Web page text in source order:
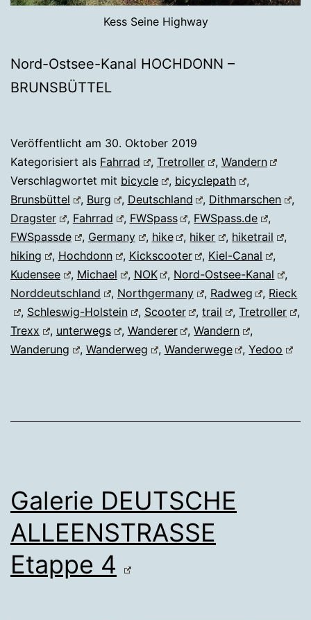
Kess Seine Highway
Nord-Ostsee-Kanal HOCHDONN –
BRUNSBÜTTEL
Veröffentlicht am 30. Oktober 2019
Kategorisiert als Fahrrad , Tretroller , Wandern
Verschlagwortet mit bicycle , bicyclepath
,
Brunsbüttel
, Burg , Deutschland , Dithmarschen
,
Dragster
, Fahrrad , FWSpass , FWSpass.de
,
FWSpassde
, Germany , hike , hiker , hiketrail
,
hiking
, Hochdonn , Kickscooter , Kiel-Canal
,
Kudensee
, Michael , NOK , Nord-Ostsee-Kanal
,
Norddeutschland
, Northgermany , Radweg , Rieck
, Schleswig-Holstein , Scooter ,trail ,Tretroller
,
Trexx
, unterwegs , Wanderer ,Wandern
,
Wanderung
, Wanderweg , Wanderwege ,Yedoo
Galerie DEUTSCHE
ALLEENSTRASSE
Etappe 4